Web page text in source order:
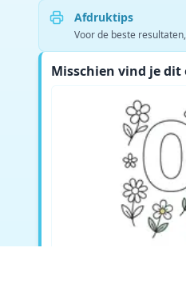
Afdruktips
Voor de beste
Misschien vind je dit